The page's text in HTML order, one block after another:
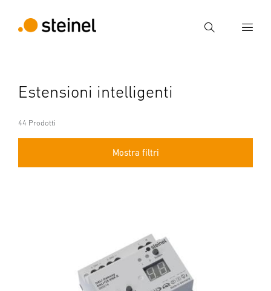
Ricerca
Ricerca
Estensioni intelligenti
44 Prodotti
Mostra filtri